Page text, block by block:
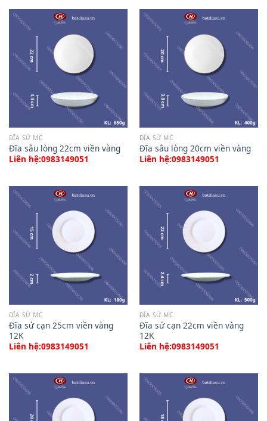
ĐĨA SỨ MC
Đĩa sâu lòng 22cm viền vàng
Liên hệ:0983149051
ĐĨA SỨ MC
Đĩa sâu lòng 20cm viền vàng
Liên hệ:0983149051
ĐĨA SỨ MC
Đĩa sứ cạn 25cm viền vàng
12K
Liên hệ:0983149051
ĐĨA SỨ MC
Đĩa sứ cạn 22cm viền vàng
12K
Liên hệ:0983149051